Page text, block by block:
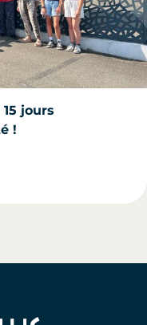
jours
!